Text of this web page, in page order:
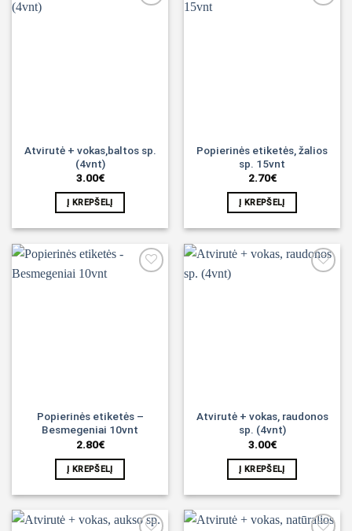
Atvirutė + vokas,baltos sp.
(4vnt)
3.00€
Į KREPŠELĮ
Popierinės etiketės, žalios
sp. 15vnt
2.70€
Į KREPŠELĮ
Popierinės etiketės –
Besmegeniai 10vnt
2.80€
Į KREPŠELĮ
Atvirutė + vokas, raudonos
sp. (4vnt)
3.00€
Į KREPŠELĮ